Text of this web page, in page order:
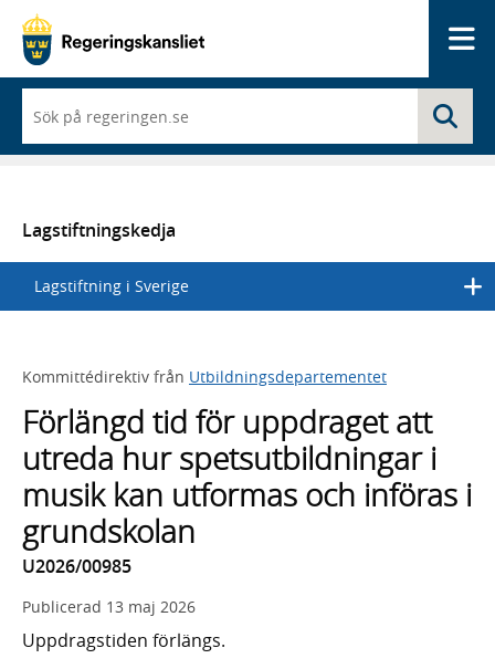
du
börjar
skriva
en
lista
med
sökförslag
Lagstiftningskedja
Lagstiftning i Sverige
Kommittédirektiv från Utbildningsdepartementet
Förlängd tid för uppdraget att
utreda hur spetsutbildningar i
musik kan utformas och införas i
grundskolan
U2026/00985
Publicerad 13 maj 2026
Uppdragstiden förlängs.